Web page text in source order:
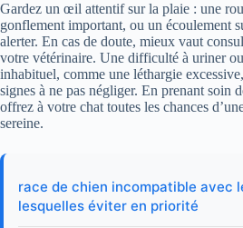
Gardez un œil attentif sur la plaie : une
gonflement important, ou un écoulement
alerter. En cas de doute, mieux vaut
votre vétérinaire. Une difficulté à uriner
inhabituel, comme une léthargie
signes à ne pas négliger. En prenant soin
offrez à votre chat toutes les chances
sereine.
race de chien incompatible avec
lesquelles éviter en priorité